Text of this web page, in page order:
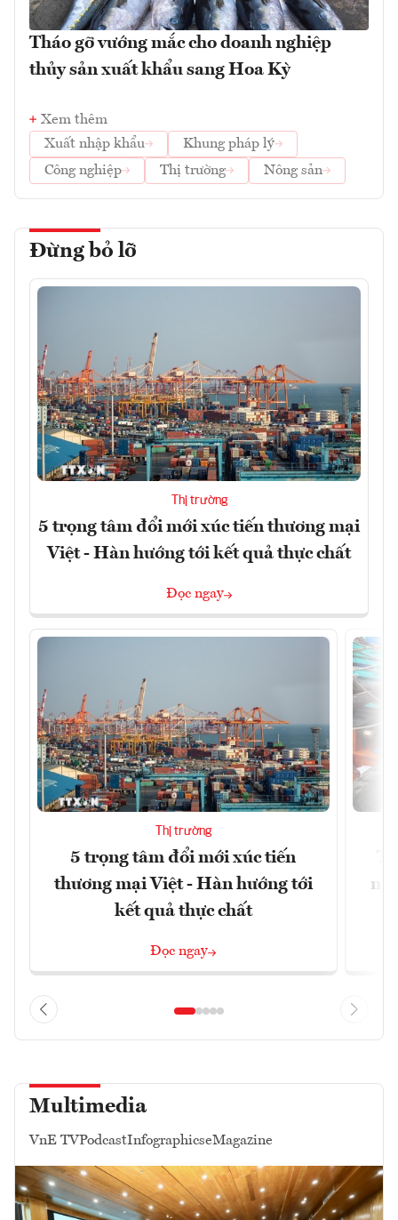
Tháo gỡ vướng mắc cho doanh nghiệp
thủy sản xuất khẩu sang Hoa Kỳ
Xem thêm
Xuất nhập khẩu
Khung pháp lý
Công nghiệp
Thị trường Nông sản
Đừng bỏ lỡ
Thị trường
5 trọng tâm đổi mới xúc tiến thương mại
Việt - Hàn hướng tới kết quả thực chất
Đọc ngay
Thị trường
5 trọng tâm đổi mới xúc tiến
thương mại Việt - Hàn hướng tới
kết quả thực chất
Đọc ngay
Multimedia
VnE TVPodcastInfographicseMagazine